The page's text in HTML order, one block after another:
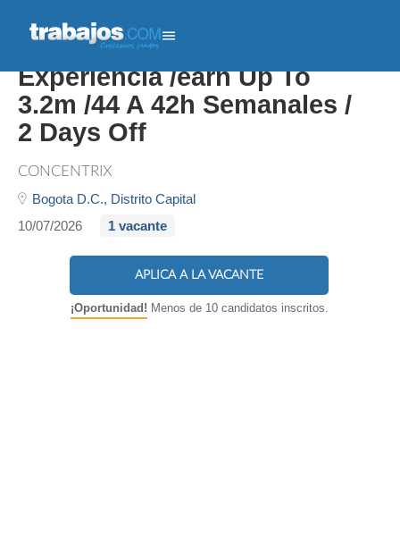
Agente Bilingue B2 Sin
Experiencia /earn Up To
3.2m /44 A 42h Semanales /
2 Days Off
CONCENTRIX
Bogota D.C., Distrito Capital
10/07/2026
1 vacante
APLICA A LA VACANTE
¡Oportunidad! Menos de 10 candidatos inscritos.